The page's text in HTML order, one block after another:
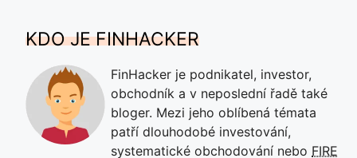
KDO JE FINHACKER
FinHacker je podnikatel, investor,
obchodník a v neposlední řadě také
bloger. Mezi jeho oblíbená témata
patří dlouhodobé investování,
systematické obchodování nebo FIRE